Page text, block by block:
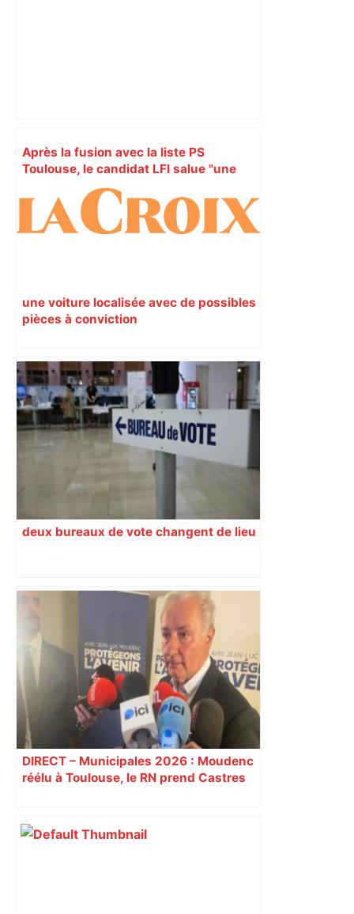
Après la fusion avec la liste PS
Toulouse, le candidat LFI salue "une
dynamique qui nous oblige à la
responsabilité" – Franceinfo
une voiture localisée avec de possibles
pièces à conviction
deux bureaux de vote changent de lieu
DIRECT – Municipales 2026 : Moudenc
réélu à Toulouse, le RN prend Castres